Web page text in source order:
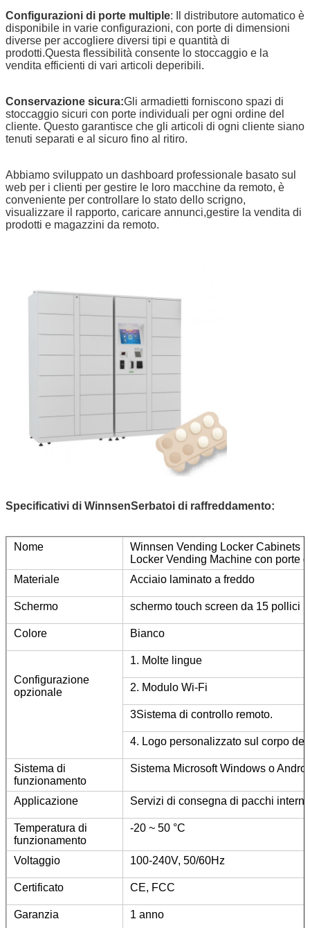
Configurazioni di porte multiple: Il distributore automatico è
disponibile in varie configurazioni, con porte di dimensioni
diverse per accogliere diversi tipi e quantità di
prodotti.Questa flessibilità consente lo stoccaggio e la
vendita efficienti di vari articoli deperibili.
Conservazione sicura:Gli armadietti forniscono spazi di
stoccaggio sicuri con porte individuali per ogni ordine del
cliente. Questo garantisce che gli articoli di ogni cliente siano
tenuti separati e al sicuro fino al ritiro.
Abbiamo sviluppato un dashboard professionale basato sul
web per i clienti per gestire le loro macchine da remoto, è
conveniente per controllare lo stato dello scrigno,
visualizzare il rapporto, caricare annunci,gestire la vendita di
prodotti e magazzini da remoto.
Specificativi di WinnsenSerbatoi di raffreddamento:
Nome
Winnsen Vending Locker Cabinets
Locker Vending Machine con porte
Materiale
Acciaio laminato a freddo
Schermo schermo touch screen da 15 pollici
Colore Bianco
Configurazione
opzionale
1. Molte lingue
2. Modulo Wi-Fi
3Sistema di controllo remoto.
4. Logo personalizzato sul corpo
Sistema di
funzionamento
Sistema Microsoft Windows o
Applicazione Servizi di consegna di pacchi
Temperatura di
funzionamento
-20 ~ 50 °C
Voltaggio 100-240V, 50/60Hz
Certificato CE, FCC
Garanzia 1 anno